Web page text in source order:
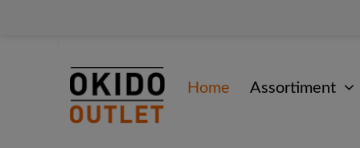
Home Assortiment